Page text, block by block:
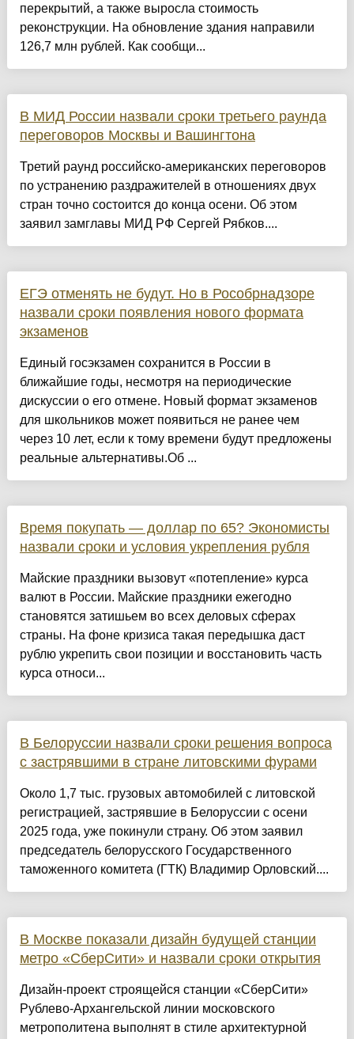
перекрытий, а также выросла стоимость
реконструкции. На обновление здания направили
126,7 млн рублей. Как сообщи...
В МИД России назвали сроки третьего раунда
переговоров Москвы и Вашингтона
Третий раунд российско-американских переговоров
по устранению раздражителей в отношениях двух
стран точно состоится до конца осени. Об этом
заявил замглавы МИД РФ Сергей Рябков....
ЕГЭ отменять не будут. Но в Рособрнадзоре
назвали сроки появления нового формата
экзаменов
Единый госэкзамен сохранится в России в
ближайшие годы, несмотря на периодические
дискуссии о его отмене. Новый формат экзаменов
для школьников может появиться не ранее чем
через 10 лет, если к тому времени будут предложены
реальные альтернативы.Об ...
Время покупать — доллар по 65? Экономисты
назвали сроки и условия укрепления рубля
Майские праздники вызовут «потепление» курса
валют в России. Майские праздники ежегодно
становятся затишьем во всех деловых сферах
страны. На фоне кризиса такая передышка даст
рублю укрепить свои позиции и восстановить часть
курса относи...
В Белоруссии назвали сроки решения вопроса
с застрявшими в стране литовскими фурами
Около 1,7 тыс. грузовых автомобилей с литовской
регистрацией, застрявшие в Белоруссии с осени
2025 года, уже покинули страну. Об этом заявил
председатель белорусского Государственного
таможенного комитета (ГТК) Владимир Орловский....
В Москве показали дизайн будущей станции
метро «СберСити» и назвали сроки открытия
Дизайн-проект строящейся станции «СберСити»
Рублево-Архангельской линии московского
метрополитена выполнят в стиле архитектурной